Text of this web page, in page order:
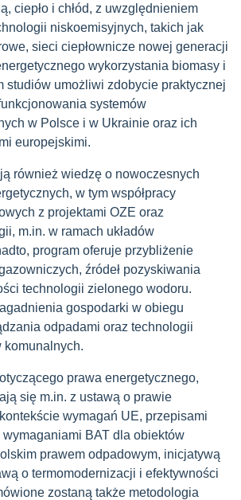
ciepło i chłód, z uwzględnieniem
niskoemisyjnych, takich jak
sieci ciepłownicze nowej generacji
wykorzystania biomasy i
studiów umożliwi zdobycie praktycznej
systemów
w Polsce i w Ukrainie oraz ich
europejskimi.
również wiedzę o nowoczesnych
w tym współpracy
z projektami OZE oraz
m.in. w ramach układów
program oferuje przybliżenie
źródeł pozyskiwania
technologii zielonego wodoru.
gospodarki w obiegu
odpadami oraz technologii
komunalnych.
prawa energetycznego,
się m.in. z ustawą o prawie
wymagań UE, przepisami
BAT dla obiektów
prawem odpadowym, inicjatywą
o termomodernizacji i efektywności
zostaną także metodologia